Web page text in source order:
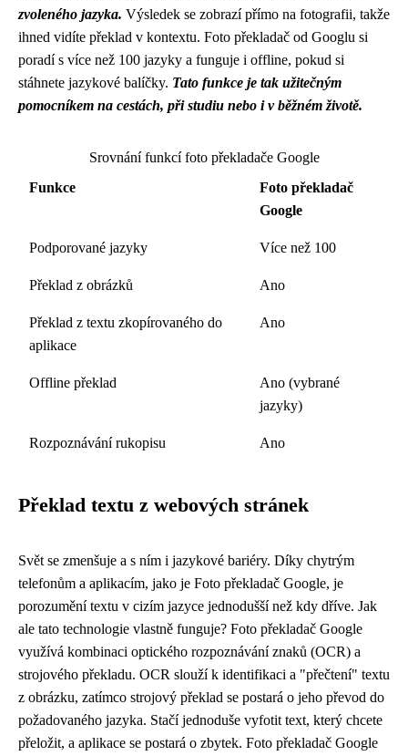
zvoleného jazyka. Výsledek se zobrazí přímo na fotografii, takže
ihned vidíte překlad v kontextu. Foto překladač od Googlu si
poradí s více než 100 jazyky a funguje i offline, pokud si
stáhnete jazykové balíčky. Tato funkce je tak užitečným
pomocníkem na cestách, při studiu nebo i v běžném životě.
Srovnání funkcí foto překladače Google
Funkce
Foto překladač
Google
Podporované jazyky Více než 100
Překlad z obrázků Ano
Překlad z textu zkopírovaného do
aplikace
Ano
Offline překlad
Ano (vybrané
jazyky)
Rozpoznávání rukopisu Ano
Překlad textu z webových stránek
Svět se zmenšuje a s ním i jazykové bariéry. Díky chytrým
telefonům a aplikacím, jako je Foto překladač Google, je
porozumění textu v cizím jazyce jednodušší než kdy dříve. Jak
ale tato technologie vlastně funguje? Foto překladač Google
využívá kombinaci optického rozpoznávání znaků (OCR) a
strojového překladu. OCR slouží k identifikaci a "přečtení" textu
z obrázku, zatímco strojový překlad se postará o jeho převod do
požadovaného jazyka. Stačí jednoduše vyfotit text, který chcete
přeložit, a aplikace se postará o zbytek. Foto překladač Google